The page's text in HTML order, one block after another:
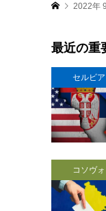
2022年
最近の重
セルビア
コソヴォ